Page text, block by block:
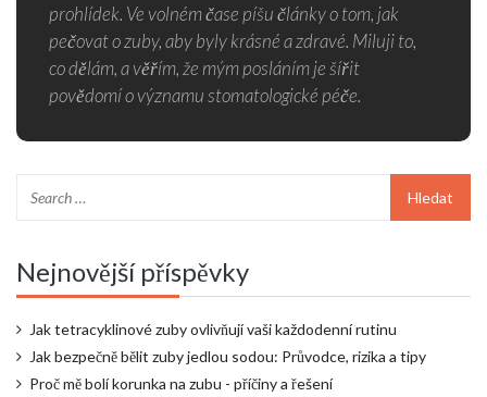
prohlídek. Ve volném čase píšu články o tom, jak
pečovat o zuby, aby byly krásné a zdravé. Miluji to,
co dělám, a věřím, že mým posláním je šířit
povědomí o významu stomatologické péče.
Nejnovější příspěvky
Jak tetracyklinové zuby ovlivňují vaši každodenní rutinu
Jak bezpečně bělit zuby jedlou sodou: Průvodce, rizika a tipy
Proč mě bolí korunka na zubu - příčiny a řešení